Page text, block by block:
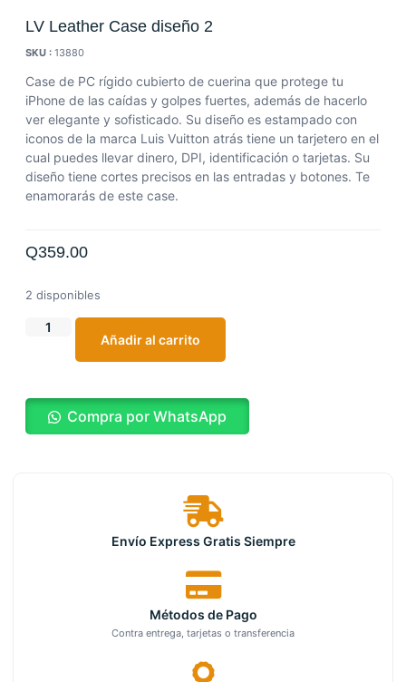
LV Leather Case diseño 2
SKU : 13880
Case de PC rígido cubierto de cuerina que protege tu
iPhone de las caídas y golpes fuertes, además de hacerlo
ver elegante y sofisticado. Su diseño es estampado con
iconos de la marca Luis Vuitton atrás tiene un tarjetero en el
cual puedes llevar dinero, DPI, identificación o tarjetas. Su
diseño tiene cortes precisos en las entradas y botones. Te
enamorarás de este case.
Q359.00
2 disponibles
Añadir al carrito
Compra por WhatsApp
Envío Express Gratis Siempre
Métodos de Pago
Contra entrega, tarjetas o transferencia